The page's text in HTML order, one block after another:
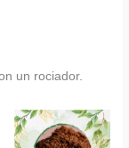
un rociador.